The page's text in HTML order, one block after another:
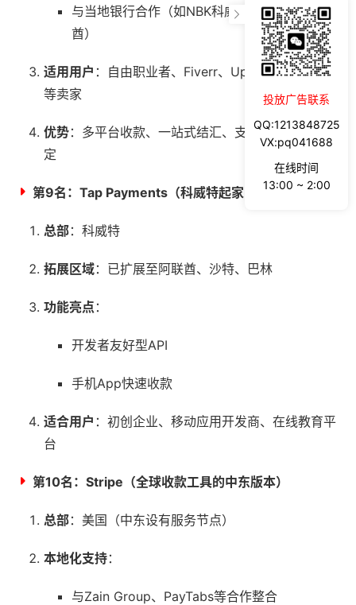
与当地银行合作（如NBK科威特、Mashreq阿联
酋）
适用用户 ：自由职业者、Fiverr、Upwork、Shopee
等卖家
优势：多平台收款、一站式结汇、支持本地银行卡绑
定
第9名： Tap Payments（科威特起家的创新平台）
总部：科威特
拓展区域：已扩展至阿联酋、沙特、巴林
功能亮点 ：
开发者友好型API
手机App快速收款
适合用户 ：初创企业、移动应用开发商、在线教育平
台
第10名： Stripe（全球收款工具的中东版本）
总部：美国（中东设有服务节点）
本地化支持：
与Zain Group、PayTabs等合作整合
投放广告联系
QQ:1213848725
VX:pq041688
在线时间
13:00 ~ 2:00